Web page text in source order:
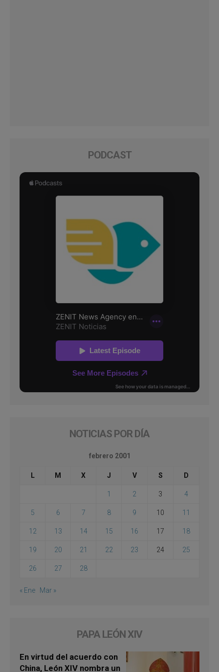
PODCAST
NOTICIAS POR DÍA
febrero 2001
L M X J V S D
1 2 3 4
5 6 7 8 9 10 11
12 13 14 15 16 17 18
19 20 21 22 23 24 25
26 27 28
« Ene Mar »
PAPA LEÓN XIV
En virtud del acuerdo con
China, León XIV nombra un